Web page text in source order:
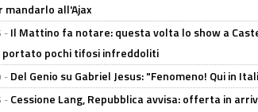
mandarlo all'Ajax
- Il Mattino fa notare: questa volta lo show a
portato pochi tifosi infreddoliti
- Del Genio su Gabriel Jesus: "Fenomeno! Qui in
- Cessione Lang, Repubblica avvisa: offerta in